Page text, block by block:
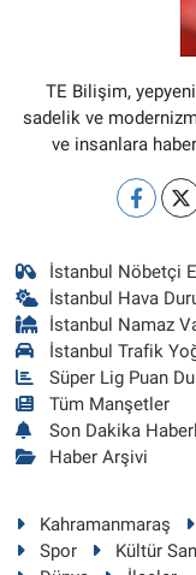
TE Bilişim,
sadelik ve
ve insanlara
İstanbul Nöbetçi
İstanbul Hava
İstanbul Namaz
İstanbul Trafik
Süper Lig Puan
Tüm Manşetler
Son Dakika
Haber Arşivi
Kahramanmaraş
Spor
Kültür